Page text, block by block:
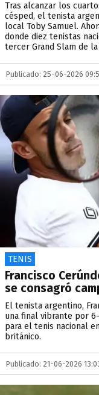
Tras alcanzar los
césped, el tenista
local Toby Samuel.
donde diez tenistas
tercer Grand Slam de
Publicado: 25-06-2026
TENIS
Francisco
se consagró
El tenista argentino,
una final vibrante por
para el tenis nacional
británico.
Publicado: 21-06-2026